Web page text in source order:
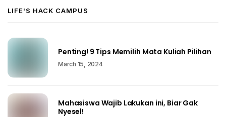
LIFE'S HACK CAMPUS
Penting! 9 Tips Memilih Mata Kuliah Pilihan
March 15, 2024
Mahasiswa Wajib Lakukan ini, Biar Gak
Nyesel!